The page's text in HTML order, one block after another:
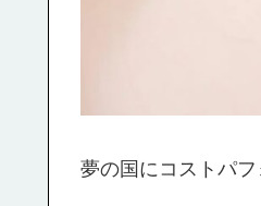
夢の国にコストパ